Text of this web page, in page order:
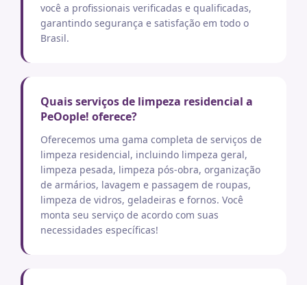
você a profissionais verificadas e qualificadas,
garantindo segurança e satisfação em todo o
Brasil.
Quais serviços de limpeza residencial a
PeOople! oferece?
Oferecemos uma gama completa de serviços de
limpeza residencial, incluindo limpeza geral,
limpeza pesada, limpeza pós-obra, organização
de armários, lavagem e passagem de roupas,
limpeza de vidros, geladeiras e fornos. Você
monta seu serviço de acordo com suas
necessidades específicas!